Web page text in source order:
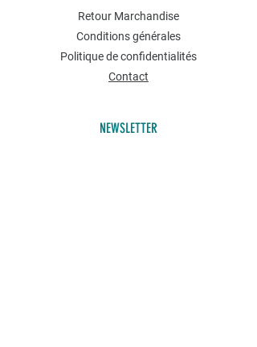
Retour Marchandise
Conditions générales
Politique de confidentialités
Contact
NEWSLETTER